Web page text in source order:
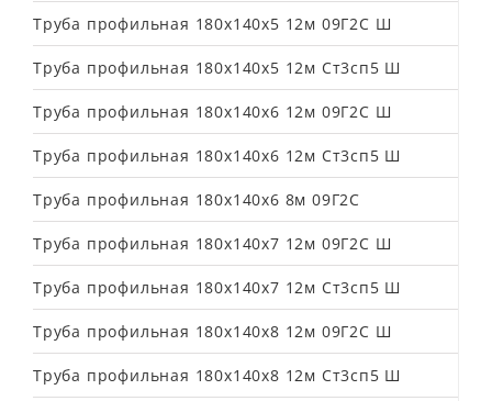
Труба профильная 180х140х5 12м 09Г2С Ш
Труба профильная 180х140х5 12м Ст3сп5 Ш
Труба профильная 180х140х6 12м 09Г2С Ш
Труба профильная 180х140х6 12м Ст3сп5 Ш
Труба профильная 180х140х6 8м 09Г2С
Труба профильная 180х140х7 12м 09Г2С Ш
Труба профильная 180х140х7 12м Ст3сп5 Ш
Труба профильная 180х140х8 12м 09Г2С Ш
Труба профильная 180х140х8 12м Ст3сп5 Ш